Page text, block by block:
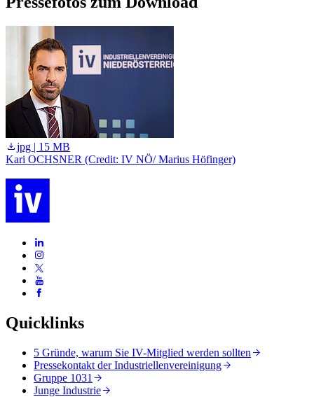
jpg | 15 MB
Kari OCHSNER (Credit: IV NÖ/ Marius Höfinger)
Quicklinks
5 Gründe, warum Sie IV-Mitglied werden sollten
Pressekontakt der Industriellenvereinigung
Gruppe 1031
Junge Industrie